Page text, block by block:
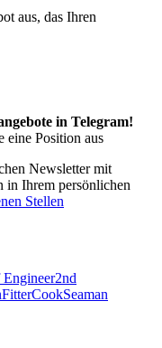
aus, das Ihren
in Telegram!
eine Position aus
Newsletter mit
in Ihrem persönlichen
Stellen
2nd
FitterCookSeaman